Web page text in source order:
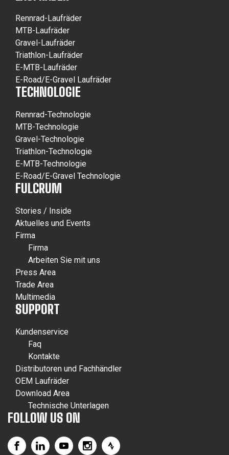
Rennrad-Laufräder
MTB-Laufräder
Gravel-Laufräder
Triathlon-Laufräder
E-MTB-Laufräder
E-Road/E-Gravel Laufräder
TECHNOLOGIE
Rennrad-Technologie
MTB-Technologie
Gravel-Technologie
Triathlon-Technologie
E-MTB-Technologie
E-Road/E-Gravel Technologie
FULCRUM
Stories / Inside
Aktuelles und Events
Firma
Firma
Arbeiten Sie mit uns
Press Area
Trade Area
Multimedia
SUPPORT
Kundenservice
Faq
Kontakte
Distributoren und Fachhändler
OEM Laufräder
Download Area
Technische Unterlagen
FOLLOW US ON